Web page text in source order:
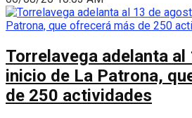
Torrelavega adelanta al
inicio de La Patrona,
de 250 actividades